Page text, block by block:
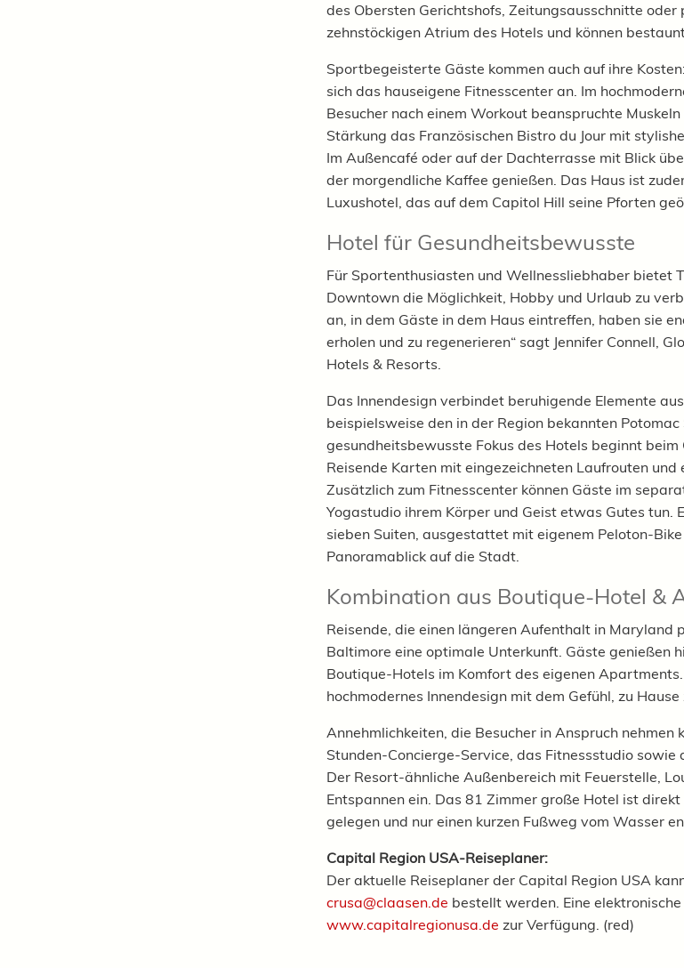
des Obersten Gerichtshofs, Zeitungsausschnitte
zehnstöckigen Atrium des Hotels und können
Sportbegeisterte Gäste kommen auch auf ihre
sich das hauseigene Fitnesscenter an. Im
Besucher nach einem Workout beanspruchte
Stärkung das Französischen Bistro du Jour mit
Im Außencafé oder auf der Dachterrasse mit Blick
der morgendliche Kaffee genießen. Das Haus ist
Luxushotel, das auf dem Capitol Hill seine Pforten
Hotel für Gesundheitsbewusste
Für Sportenthusiasten und Wellnessliebhaber bietet
Downtown die Möglichkeit, Hobby und Urlaub zu
an, in dem Gäste in dem Haus eintreffen, haben sie
erholen und zu regenerieren“ sagt Jennifer Connell,
Hotels & Resorts.
Das Innendesign verbindet beruhigende Elemente
beispielsweise den in der Region bekannten Potomac
gesundheitsbewusste Fokus des Hotels beginnt beim
Reisende Karten mit eingezeichneten Laufrouten und
Zusätzlich zum Fitnesscenter können Gäste im
Yogastudio ihrem Körper und Geist etwas Gutes tun.
sieben Suiten, ausgestattet mit eigenem Peloton-
Panoramablick auf die Stadt.
Kombination aus Boutique-Hotel &
Reisende, die einen längeren Aufenthalt in Maryland
Baltimore eine optimale Unterkunft. Gäste genießen
Boutique-Hotels im Komfort des eigenen
hochmodernes Innendesign mit dem Gefühl, zu Hause
Annehmlichkeiten, die Besucher in Anspruch nehmen
Stunden-Concierge-Service, das Fitnessstudio sowie
Der Resort-ähnliche Außenbereich mit Feuerstelle,
Entspannen ein. Das 81 Zimmer große Hotel ist
gelegen und nur einen kurzen Fußweg vom Wasser
Capital Region USA-Reiseplaner:
Der aktuelle Reiseplaner der Capital Region USA
crusa@claasen.de bestellt werden. Eine
www.capitalregionusa.de zur Verfügung. (red)